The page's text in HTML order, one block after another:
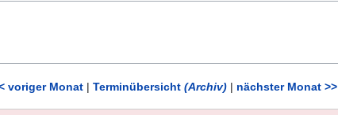
voriger Monat | Terminübersicht (Archiv) | nächster Monat >>